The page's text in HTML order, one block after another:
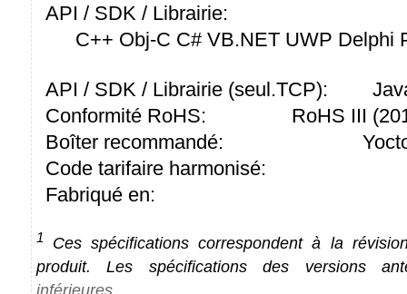
API / SDK / Librairie:
C++ Obj-C C# VB.NET UWP Delphi
API / SDK / Librairie (seul.TCP):
Conformité RoHS:
RoHS III
Boîter recommandé:
Code tarifaire harmonisé:
Fabriqué en:
1
Ces spécifications correspondent à la
produit. Les spécifications des versions
inférieures